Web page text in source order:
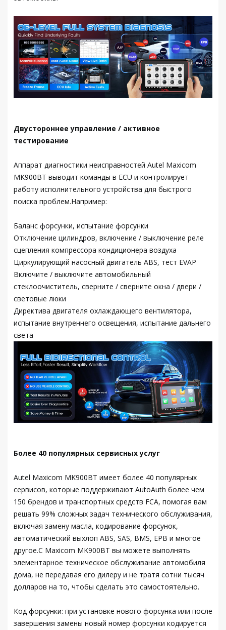
Двустороннее управление / активное
тестирование
Аппарат диагностики неисправностей Autel Maxicom
MK900BT выводит команды в ECU и контролирует
работу исполнительного устройства для быстрого
поиска проблем.Например:
Баланс форсунки, испытание форсунки
Отключение цилиндров, включение / выключение реле
сцепления компрессора кондиционера воздуха
Циркулирующий насосный двигатель ABS, тест EVAP
Включите / выключите автомобильный
стеклоочиститель, сверните / сверните окна / двери /
световые люки
Директива двигателя охлаждающего вентилятора,
испытание внутреннего освещения, испытание дальнего
света
Более 40 популярных сервисных услуг
Autel Maxicom MK900BT имеет более 40 популярных
сервисов, которые поддерживают AutoAuth более чем
150 брендов и транспортных средств FCA, помогая вам
решать 99% сложных задач технического обслуживания,
включая замену масла, кодирование форсунок,
автоматический выхлоп ABS, SAS, BMS, EPB и многое
другое.С Maxicom MK900BT вы можете выполнять
элементарное техническое обслуживание автомобиля
дома, не передавая его дилеру и не тратя сотни тысяч
долларов на то, чтобы сделать это самостоятельно.
Код форсунки: при установке нового форсунка или после
завершения замены новый номер форсунки кодируется